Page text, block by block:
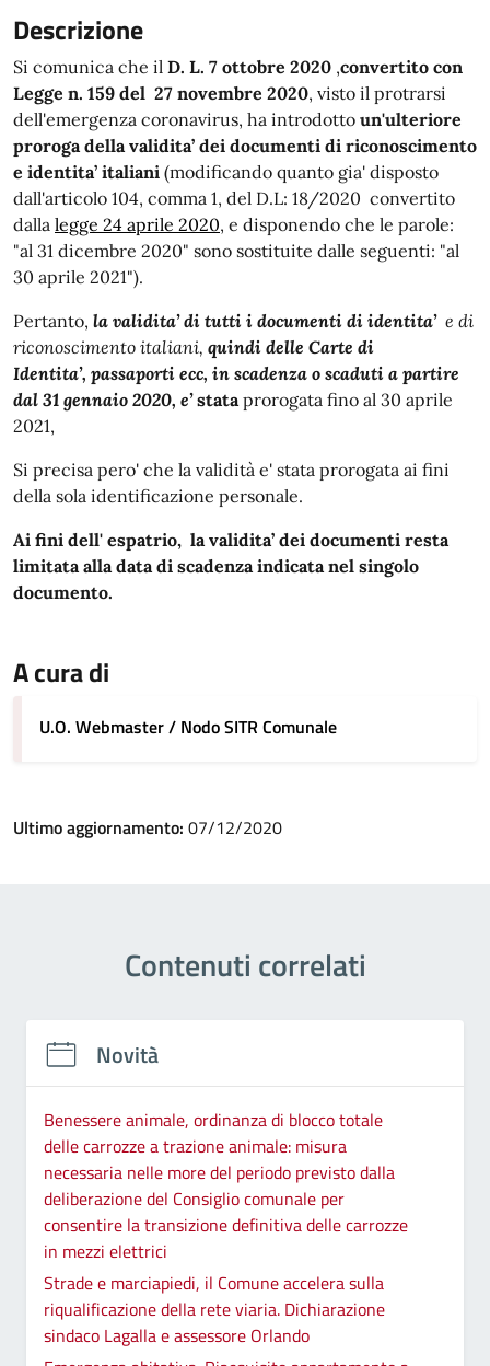
Descrizione
Si comunica che il D. L. 7 ottobre 2020 ,convertito con
Legge n. 159 del 27 novembre 2020, visto il protrarsi
dell'emergenza coronavirus, ha introdotto un'ulteriore
proroga della validita’ dei documenti di riconoscimento
e identita’ italiani (modificando quanto gia' disposto
dall'articolo 104, comma 1, del D.L: 18/2020 convertito
dalla legge 24 aprile 2020, e disponendo che le parole:
"al 31 dicembre 2020" sono sostituite dalle seguenti: "al
30 aprile 2021").
Pertanto, la validita’ di tutti i documenti di identita’e di
riconoscimento italiani, quindi delle Carte di
Identita’, passaporti ecc, in scadenza o scaduti a partire
dal 31 gennaio 2020, e’stataprorogata fino al 30 aprile
2021,
Si precisa pero' che la validità e' stata prorogata ai fini
della sola identificazione personale.
Ai fini dell' espatrio, la validita’ dei documenti resta
limitata alla data di scadenza indicata nel singolo
documento.
A cura di
U.O. Webmaster / Nodo SITR Comunale
Ultimo aggiornamento: 07/12/2020
Contenuti correlati
Novità
Benessere animale, ordinanza di blocco totale
delle carrozze a trazione animale: misura
necessaria nelle more del periodo previsto dalla
deliberazione del Consiglio comunale per
consentire la transizione definitiva delle carrozze
in mezzi elettrici
Strade e marciapiedi, il Comune accelera sulla
riqualificazione della rete viaria. Dichiarazione
sindaco Lagalla e assessore Orlando